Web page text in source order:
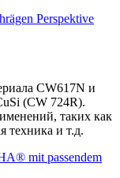
CW617N и
(CW 724R).
таких как
техника и т.д.